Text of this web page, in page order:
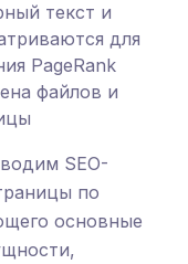
текст и
для
PageRank
файлов и
SEO-
по
основные